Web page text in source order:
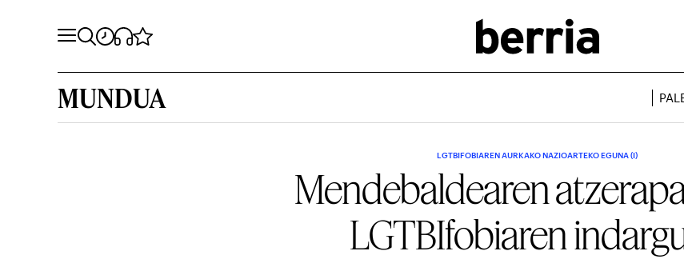
MUNDUA
LGTBIFOBIAREN AURKAKO NAZIOARTEKO EGUNA (I)
Mendebaldearen
LGTBIfobiaren